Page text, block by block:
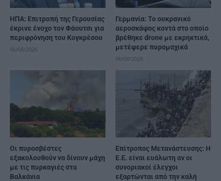
ΗΠΑ: Επιτροπή της Γερουσίας
έκρινε ένοχο τον Φάουτσι για
περιφρόνηση του Κογκρέσου
06/08/2026
Γερμανία: Το ουκρανικό
αεροσκάφος κοντά στο οποίο
βρέθηκε drone με εκρηκτικά,
μετέφερε πυρομαχικά
06/08/2026
Οι πυροσβέστες
εξακολουθούν να δίνουν μάχη
με τις πυρκαγιές στα
Βαλκάνια
Επίτροπος Μετανάστευσης: Η
Ε.Ε. είναι ευάλωτη αν οι
συνοριακοί έλεγχοι
εξαρτώνται από την καλή